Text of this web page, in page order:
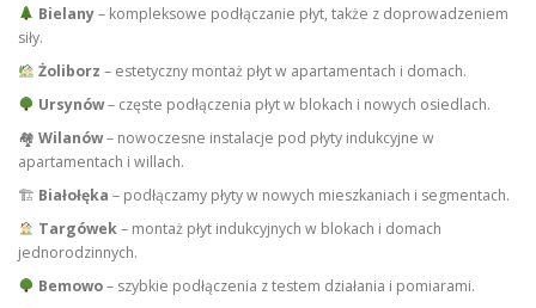
Bielany– kompleksowe podłączanie płyt, także z doprowadzeniem
siły.
Żoliborz – estetyczny montaż płyt w apartamentach i domach.
Ursynów– częste podłączenia płyt w blokach i nowych osiedlach.
🏘 Wilanów– nowoczesne instalacje pod płyty indukcyjne w
apartamentach i willach.
🏗 Białołęka – podłączamy płyty w nowych mieszkaniach i segmentach.
Targówek– montaż płyt indukcyjnych w blokach i domach
jednorodzinnych.
Bemowo– szybkie podłączenia z testem działania i pomiarami.